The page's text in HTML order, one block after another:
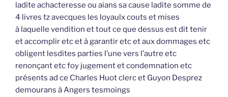
ladite achacteresse ou aians sa cause ladite somme de
4 livres tz avecques les loyaulx couts et mises
à laquelle vendition et tout ce que dessus est dit tenir
et accomplir etc et à garantir etc et aux dommages etc
obligent lesdites parties l’une vers l’autre etc
renonçant etc foy jugement et condemnation etc
présents ad ce Charles Huot clerc et Guyon Desprez
demourans à Angers tesmoings